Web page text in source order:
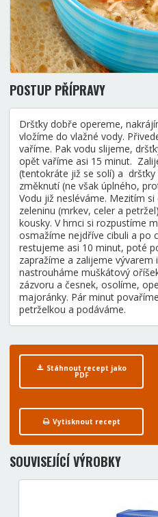
POSTUP PŘÍPRAVY
Dršťky dobře opereme,
vložíme do vlažné vody.
vaříme. Pak vodu slijeme,
opět vaříme asi 15 minut.
(tentokráte již se solí) a dršťky
změknutí (ne však úplného,
Vodu již nesléváme. Mezitím
zeleninu (mrkev, celer a
kousky. V hrnci si rozpustíme
osmažíme nejdříve cibuli a po
restujeme asi 10 minut, poté
zapražíme a zalijeme
nastrouháme muškátový
zázvoru a česnek, osolíme,
majoránky. Pár minut
petrželkou a podáváme.
Stáhnout recept jako
PDF
Vytisknout recept
SOUVISEJÍCÍ VÝROBKY